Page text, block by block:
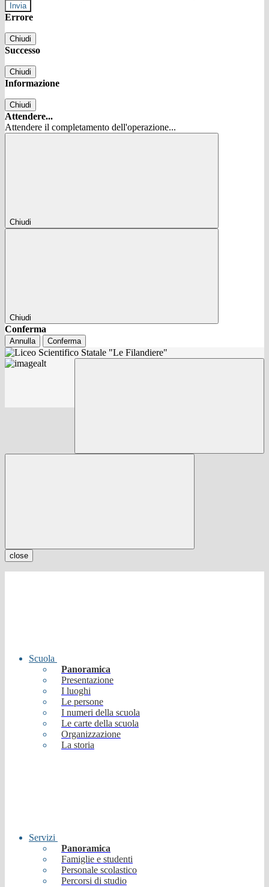
Errore
Chiudi
Successo
Chiudi
Informazione
Chiudi
Attendere...
Attendere il completamento dell'operazione...
Chiudi
Chiudi
Conferma
Annulla Conferma
close
Scuola
Panoramica
Presentazione
I luoghi
Le persone
I numeri della scuola
Le carte della scuola
Organizzazione
La storia
Servizi
Panoramica
Famiglie e studenti
Personale scolastico
Percorsi di studio